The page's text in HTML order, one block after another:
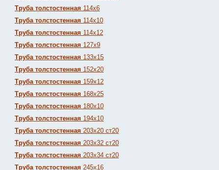
Труба толстостенная 114х6
Труба толстостенная 114х10
Труба толстостенная 114х12
Труба толстостенная 127х9
Труба толстостенная 133х15
Труба толстостенная 152х20
Труба толстостенная 159х12
Труба толстостенная 168х25
Труба толстостенная 180х10
Труба толстостенная 194х10
Труба толстостенная 203х20 ст20
Труба толстостенная 203х32 ст20
Труба толстостенная 203х34 ст20
Труба толстостенная 245х16